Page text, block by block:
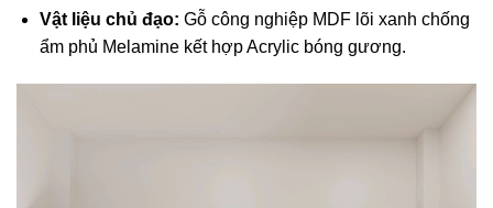
Vật liệu chủ đạo: Gỗ công nghiệp MDF lõi xanh chống
ẩm phủ Melamine kết hợp Acrylic bóng gương.